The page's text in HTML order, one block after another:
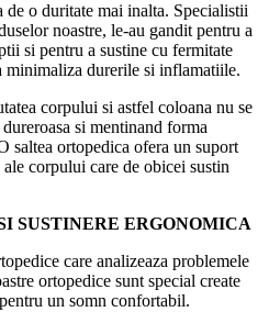
de o duritate mai inalta. Specialistii
noastre, le-au gandit pentru a
si pentru a sustine cu fermitate
minimaliza durerile si inflamatiile.
corpului si astfel coloana nu se
si mentinand forma
saltea ortopedica ofera un suport
corpului care de obicei sustin
SUSTINERE ERGONOMICA
care analizeaza problemele
ortopedice sunt special create
un somn confortabil.